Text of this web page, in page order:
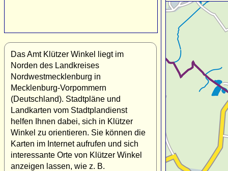
Das Amt Klützer Winkel liegt im
Norden des Landkreises
Nordwestmecklenburg in
Mecklenburg-Vorpommern
(Deutschland). Stadtpläne und
Landkarten vom Stadtplandienst
helfen Ihnen dabei, sich in Klützer
Winkel zu orientieren. Sie können die
Karten im Internet aufrufen und sich
interessante Orte von Klützer Winkel
anzeigen lassen, wie z. B.